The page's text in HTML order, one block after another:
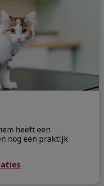
heeft een
nog een praktijk